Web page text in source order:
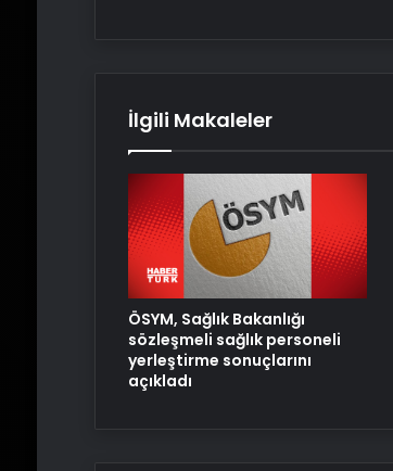
İlgili Makaleler
ÖSYM, Sağlık Bakanlığı
sözleşmeli sağlık personeli
yerleştirme sonuçlarını
açıkladı